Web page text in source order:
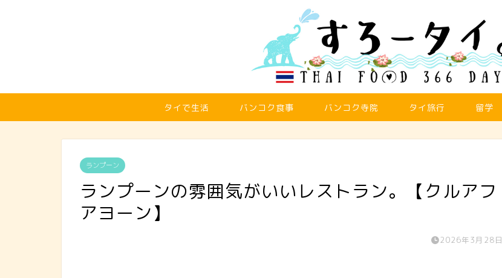
タイで生活 バンコク食事 バンコク寺院 タイ旅行 留学
ランプーン
ランプーンの雰囲気がいいレストラン。【クルアフ
アヨーン】
2026年3月28日